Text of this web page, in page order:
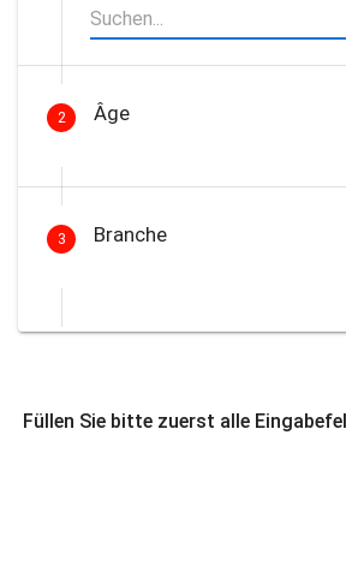
2 Âge
3 Branche
Füllen Sie bitte zuerst alle